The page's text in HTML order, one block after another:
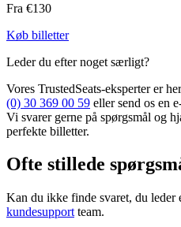
Fra €130
Køb billetter
Leder du efter noget særligt?
Vores TrustedSeats-eksperter er
(0) 30 369 00 59 eller send os en
Vi svarer gerne på spørgsmål og
perfekte billetter.
Ofte stillede
Kan du ikke finde svaret, du leder
kundesupport team.